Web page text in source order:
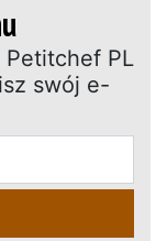
Petitchef PL
swój e-